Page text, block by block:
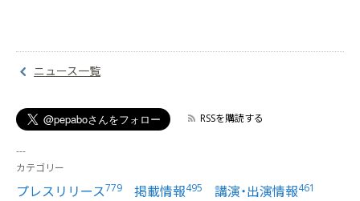
ニュース一覧
RSSを購読する
カテゴリー
プレスリリース779 掲載情報495 講演・出演情報461